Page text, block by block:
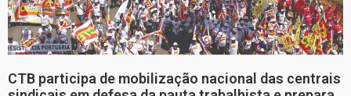
CTB participa de mobilização nacional das centrais